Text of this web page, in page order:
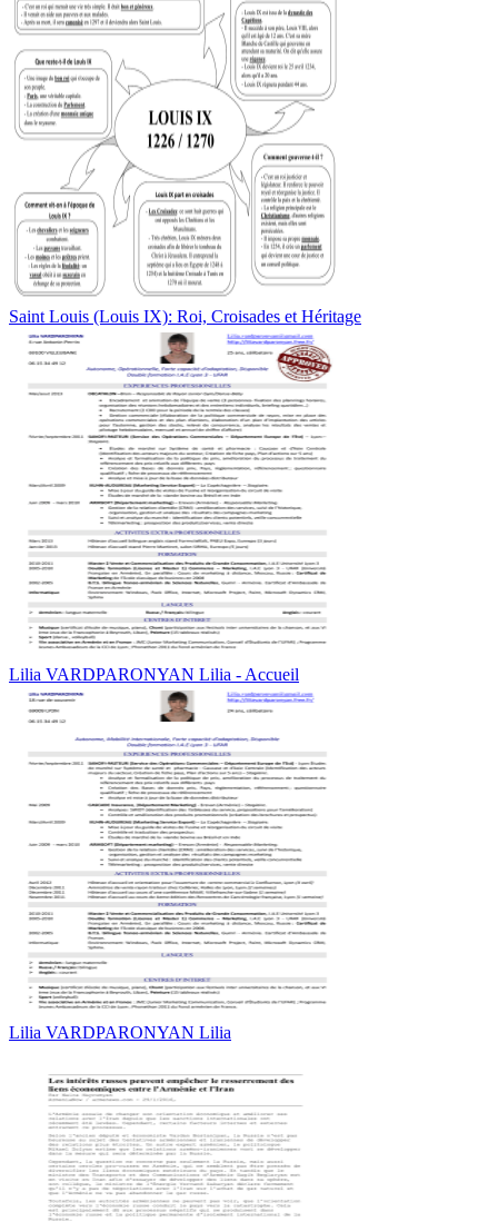
Saint Louis (Louis IX): Roi, Croisades et Héritage
Lilia VARDPARONYAN Lilia - Accueil
Lilia VARDPARONYAN Lilia